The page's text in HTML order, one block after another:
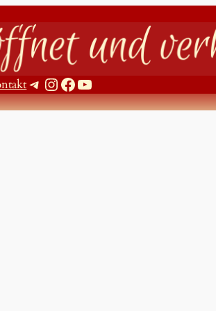
Telegram Instagram Facebook YouTube